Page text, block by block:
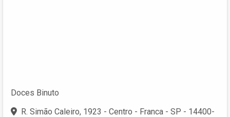
Doces Binuto
R. Simão Caleiro, 1923 - Centro - Franca - SP - 14400-